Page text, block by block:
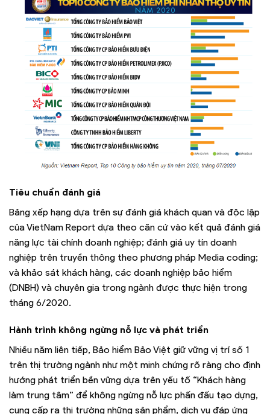
Tiêu chuẩn đánh giá
Bảng xếp hạng dựa trên sự đánh giá khách quan và độc lập
của VietNam Report dựa theo căn cứ vào kết quả đánh giá
năng lực tài chính doanh nghiệp; đánh giá uy tín doanh
nghiệp trên truyền thông theo phương pháp Media coding;
và khảo sát khách hàng, các doanh nghiệp bảo hiểm
(DNBH) và chuyên gia trong ngành được thực hiện trong
tháng 6/2020.
Hành trình không ngừng nỗ lực và phát triển
Nhiều năm liên tiếp, Bảo hiểm Bảo Việt giữ vững vị trí số 1
trên thị trường ngành như một minh chứng rõ ràng cho định
hướng phát triển bền vững dựa trên yếu tố “Khách hàng
làm trung tâm” để không ngừng nỗ lực phấn đấu tạo dựng,
cung cấp ra thị trường những sản phẩm, dịch vụ đáp ứng